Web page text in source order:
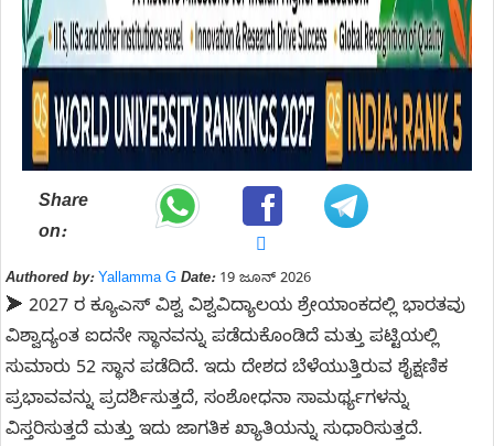
Share
on:
Authored by: Yallamma G Date:19 ಜೂನ್ 2026
➤ 2027 ರ ಕ್ಯೂಎಸ್ ವಿಶ್ವ ವಿಶ್ವವಿದ್ಯಾಲಯ ಶ್ರೇಯಾಂಕದಲ್ಲಿ ಭಾರತವು
ವಿಶ್ವಾದ್ಯಂತ ಐದನೇ ಸ್ಥಾನವನ್ನು ಪಡೆದುಕೊಂಡಿದೆ ಮತ್ತು ಪಟ್ಟಿಯಲ್ಲಿ
ಸುಮಾರು 52 ಸ್ಥಾನ ಪಡೆದಿದೆ. ಇದು ದೇಶದ ಬೆಳೆಯುತ್ತಿರುವ ಶೈಕ್ಷಣಿಕ
ಪ್ರಭಾವವನ್ನು ಪ್ರದರ್ಶಿಸುತ್ತದೆ, ಸಂಶೋಧನಾ ಸಾಮರ್ಥ್ಯಗಳನ್ನು
ವಿಸ್ತರಿಸುತ್ತದೆ ಮತ್ತು ಇದು ಜಾಗತಿಕ ಖ್ಯಾತಿಯನ್ನು ಸುಧಾರಿಸುತ್ತದೆ.